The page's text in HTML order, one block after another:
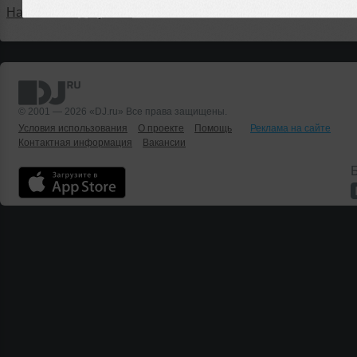
Написать в @DjruBot
© 2001 — 2026 «DJ.ru» Все права защищены.
Условия использования
О проекте Помощь
Реклама на сайте
Контактная информация
Вакансии